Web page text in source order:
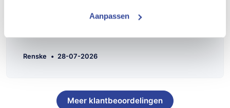
Aanpassen
Renske • 28-07-2026
Meer klantbeoordelingen